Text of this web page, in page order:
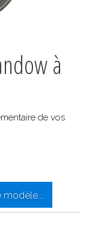
à
de vos
modèle...